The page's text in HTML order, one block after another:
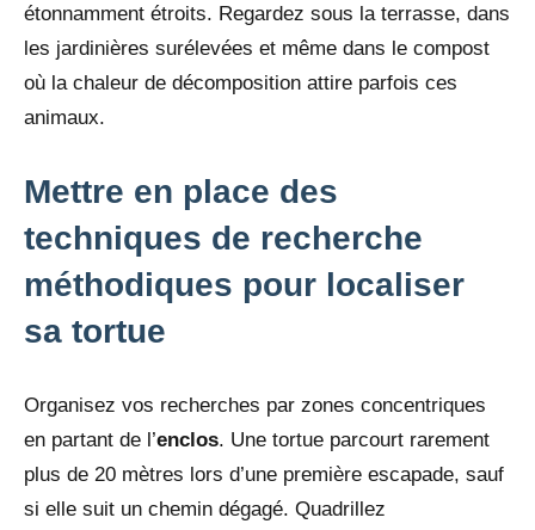
étonnamment étroits. Regardez sous la terrasse, dans
les jardinières surélevées et même dans le compost
où la chaleur de décomposition attire parfois ces
animaux.
Mettre en place des
techniques de recherche
méthodiques pour localiser
sa tortue
Organisez vos recherches par zones concentriques
en partant de l’enclos. Une tortue parcourt rarement
plus de 20 mètres lors d’une première escapade, sauf
si elle suit un chemin dégagé. Quadrillez